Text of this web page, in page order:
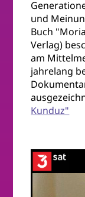
und
Buch
Verlag)
am
jahrelang
Kunduz"